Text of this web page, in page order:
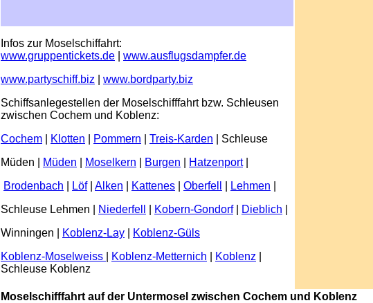
Infos zur Moselschiffahrt:
www.gruppentickets.de
www.ausflugsdampfer.de
www.partyschiff.biz
www.bordparty.biz
Schiffsanlegestellen der Moselschifffahrt bzw. Schleusen
zwischen Cochem und Koblenz:
Cochem
Klotten Pommern Treis-Karden | Schleuse
Müden |
Müden Moselkern Burgen Hatzenport|
Brodenbach
Löf| Alken Kattenes Oberfell Lehmen
Schleuse Lehmen |
Niederfell Kobern-Gondorf| Dieblich
Winningen |
Koblenz-Lay
Koblenz-Güls
Koblenz-Moselweiss
Koblenz-Metternich Koblenz
Schleuse Koblenz
Moselschifffahrt auf der Untermosel zwischen Cochem und Koblenz